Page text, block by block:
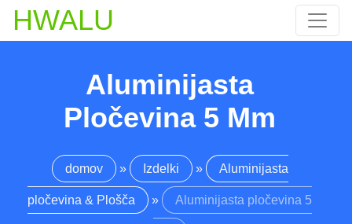
HWALU
Aluminijasta
Pločevina 5 Mm
domov » Izdelki » Aluminijasta
pločevina & Plošča » Aluminijasta pločevina 5